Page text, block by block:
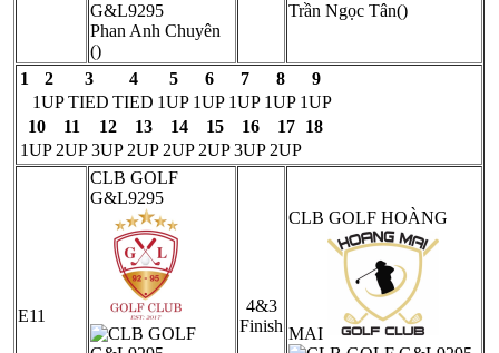
Phan Anh Chuyên
()
Trần Ngọc Tân()
1 2 3 4 5 6 7 8
9
1UPTIED TIED 1UP 1UP 1UP 1UP 1UP
10
11 12 13 14 15 16 17 18
1UP 2UP3UP 2UP 2UP 2UP3UP 2UP
E11
CLB GOLF
G&L9295
4&3
Finish
CLB GOLF HOÀNG
MAI